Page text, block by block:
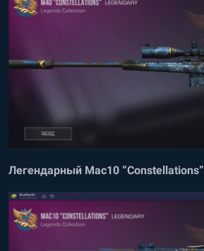
Легендарный Mac10 “Constellations”